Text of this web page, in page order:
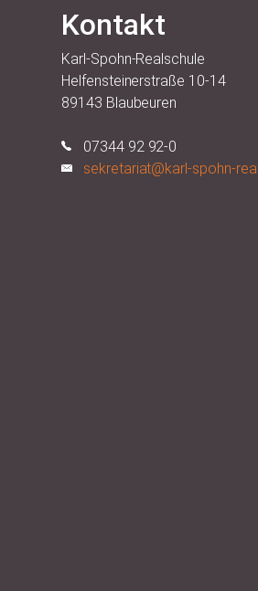
Kontakt
Karl-Spohn-Realschule
Helfensteinerstraße 10-14
89143 Blaubeuren
07344 92 92-0
sekretariat@karl-spohn-